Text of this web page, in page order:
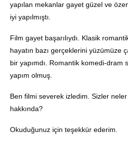
yapılan mekanlar gayet güzel ve
iyi yapılmıştı.
Film gayet başarılıydı. Klasik
hayatın bazı gerçeklerini yüzümüze
bir yapımdı. Romantik komedi-dram
yapım olmuş.
Ben filmi severek izledim. Sizler
hakkında?
Okuduğunuz için teşekkür ederim.